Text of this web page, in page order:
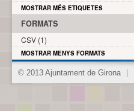
MOSTRAR MÉS ETIQUETES
FORMATS
CSV (1)
MOSTRAR MENYS FORMATS
© 2013 Ajuntament de Girona